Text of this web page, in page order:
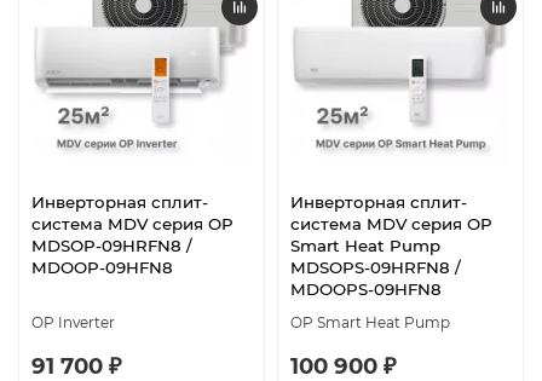
Инверторная сплит-
система MDV серия OP
MDSOP-09HRFN8 /
MDOOP-09HFN8
OP Inverter
91 700 ₽
Инверторная сплит-
система MDV серия OP
Smart Heat Pump
MDSOPS-09HRFN8 /
MDOOPS-09HFN8
OP Smart Heat Pump
100 900 ₽